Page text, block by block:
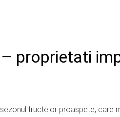
proprietati
fructelor proaspete, care